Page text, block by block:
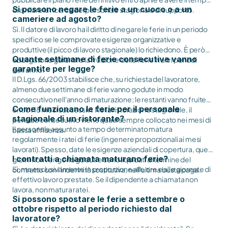
di avviare la ricerca del personale stagionale di supporto.
Si possono negare le ferie a un cuoco o a un
cameriere ad agosto?
Sì. Il datore di lavoro ha il diritto di negare le ferie in un periodo
specifico se le comprovate esigenze organizzative e
produttive (il picco di lavoro stagionale) lo richiedono. È però
obbligatorio garantire la fruizione delle ferie in altri periodi
dell'anno.
Quante settimane di ferie consecutive vanno
garantite per legge?
Il D.Lgs. 66/2003 stabilisce che, su richiesta del lavoratore,
almeno due settimane di ferie vanno godute in modo
consecutivo nell'anno di maturazione; le restanti vanno fruite
entro i 18 mesi successivi. Nella ristorazione stagionale, il
periodo consecutivo viene quasi sempre collocato nei mesi di
bassa affluenza.
Come funzionano le ferie per il personale
stagionale di un ristorante?
Il personale assunto a tempo determinato matura
regolarmente i ratei di ferie (in genere proporzionali ai mesi
lavorati). Spesso, date le esigenze aziendali di copertura, questi
giorni non vengono goduti e sono liquidati al termine del
contratto con l'indennità sostitutiva, nell'ultima busta paga..
I contratti a chiamata maturano ferie?
Sì, ma esclusivamente in proporzione alle ore e alle giornate di
effettivo lavoro prestate. Se il dipendente a chiamata non
lavora, non matura ratei.
Si possono spostare le ferie a settembre o
ottobre rispetto al periodo richiesto dal
lavoratore?